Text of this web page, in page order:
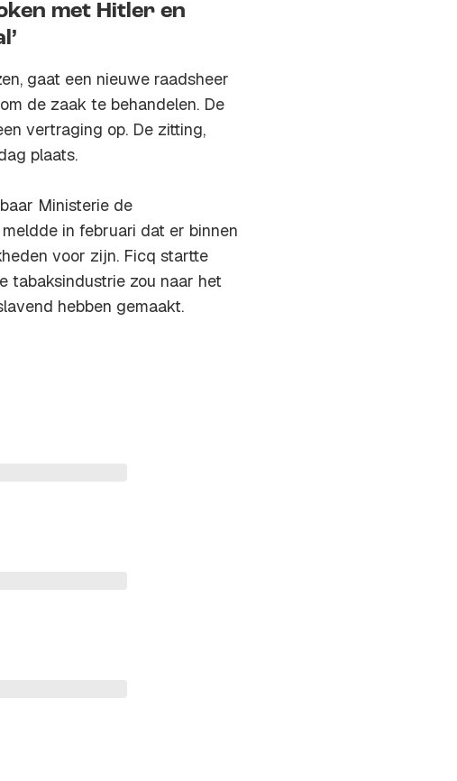
met Hitler en
gaat een nieuwe raadsheer
de zaak te behandelen. De
vertraging op. De zitting,
plaats.
Ministerie de
in februari dat er binnen
voor zijn. Ficq startte
tabaksindustrie zou naar het
hebben gemaakt.